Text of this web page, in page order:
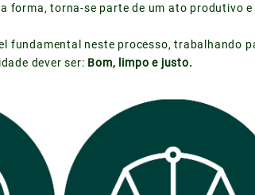
forma, torna-se parte de um ato produtivo
fundamental neste processo, trabalhando
dever ser: Bom, limpo e justo.